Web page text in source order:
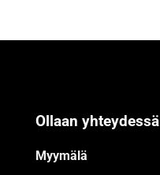
Ollaan yhteydessä
Myymälä